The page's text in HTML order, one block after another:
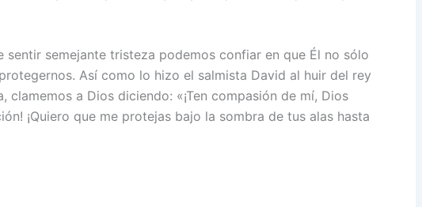
sentir semejante tristeza podemos confiar en que Él no sólo
Así como lo hizo el salmista David al huir del rey
clamemos a Dios diciendo: «¡Ten compasión de mí, Dios
¡Quiero que me protejas bajo la sombra de tus alas hasta